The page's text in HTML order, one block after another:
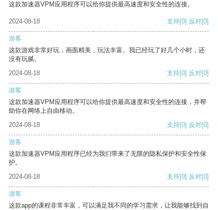
这款加速器VPM应用程序可以给你提供最高速度和安全性的连接。
2024-08-18 支持[0] 反对[0]
游客
这款游戏非常好玩，画面精美，玩法丰富。我已经玩了好几个小时，还
没有玩腻。
2024-08-18
支持[0] 反对[0]
游客
这款加速器VPM应用程序可以给你提供最高速度和安全性的连接，并帮
助你在网络上自由移动。
2024-08-18
支持[0] 反对[0]
游客
这款加速器VPM应用程序已经为我们带来了无限的隐私保护和安全性保
护。
2024-08-18
支持[0] 反对[0]
游客
这款app的课程非常丰富，可以满足我不同的学习需求，让我能够找到自